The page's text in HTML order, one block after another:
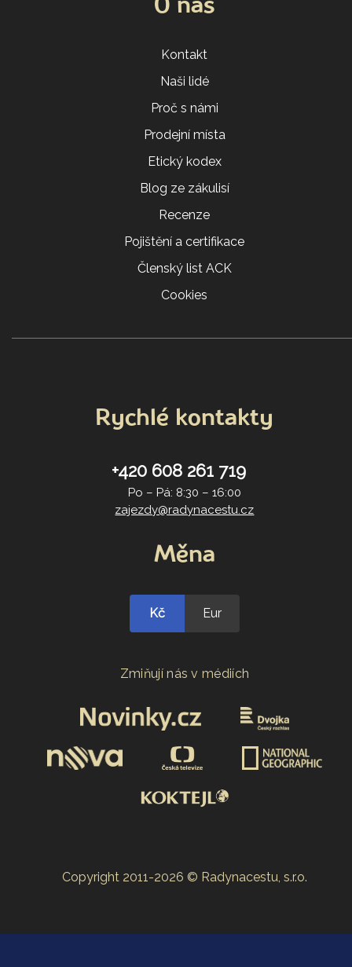
O nás
Kontakt
Naši lidé
Proč s námi
Prodejní místa
Etický kodex
Blog ze zákulisí
Recenze
Pojištění a certifikace
Členský list ACK
Cookies
Rychlé kontakty
+420 608 261 719
Po – Pá: 8:30 – 16:00
zajezdy@radynacestu.cz
Měna
Kč Eur
Zmiňují nás v médiích
Copyright 2011-2026 © Radynacestu, s.r.o.